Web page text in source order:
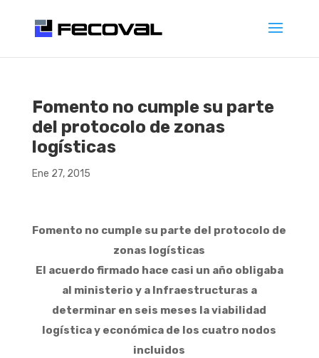
Fomento no cumple su parte
del protocolo de zonas
logísticas
Ene 27, 2015
Fomento no cumple su parte del protocolo de
zonas logísticas
El acuerdo firmado hace casi un año obligaba
al ministerio y a Infraestructuras a
determinar en seis meses la viabilidad
logística y económica de los cuatro nodos
incluidos